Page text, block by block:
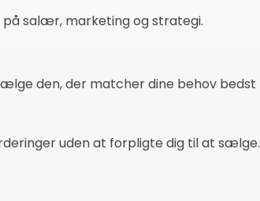
salær, marketing og strategi.
den, der matcher dine behov bedst
uden at forpligte dig til at sælge.